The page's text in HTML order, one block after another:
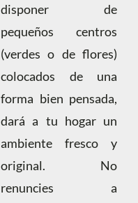
disponer de
pequeños centros
(verdes o de flores)
colocados de una
forma bien pensada,
dará a tu hogar un
ambiente fresco y
original. No
renuncies a